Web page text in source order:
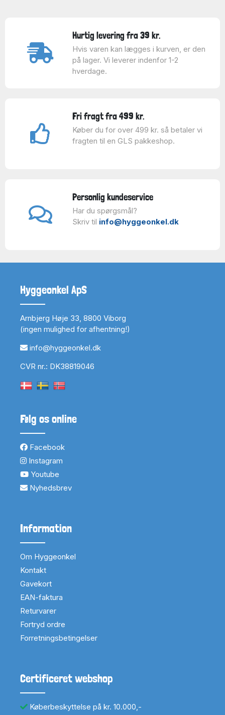
Hurtig levering fra 39 kr.
Hvis varen kan lægges i kurven, er den
på lager. Vi leverer indenfor 1-2
hverdage.
Fri fragt fra 499 kr.
Køber du for over 499 kr. så betaler vi
fragten til en GLS pakkeshop.
Personlig kundeservice
Har du spørgsmål?
Skriv til info@hyggeonkel.dk
Hyggeonkel ApS
Arnbjerg Høje 33, 8800 Viborg
(ingen mulighed for afhentning!)
info@hyggeonkel.dk
CVR nr.: DK38819046
Følg os online
Facebook
Instagram
Youtube
Nyhedsbrev
Information
Om Hyggeonkel
Kontakt
Gavekort
EAN-faktura
Returvarer
Fortryd ordre
Forretningsbetingelser
Certificeret webshop
Køberbeskyttelse på kr. 10.000,-